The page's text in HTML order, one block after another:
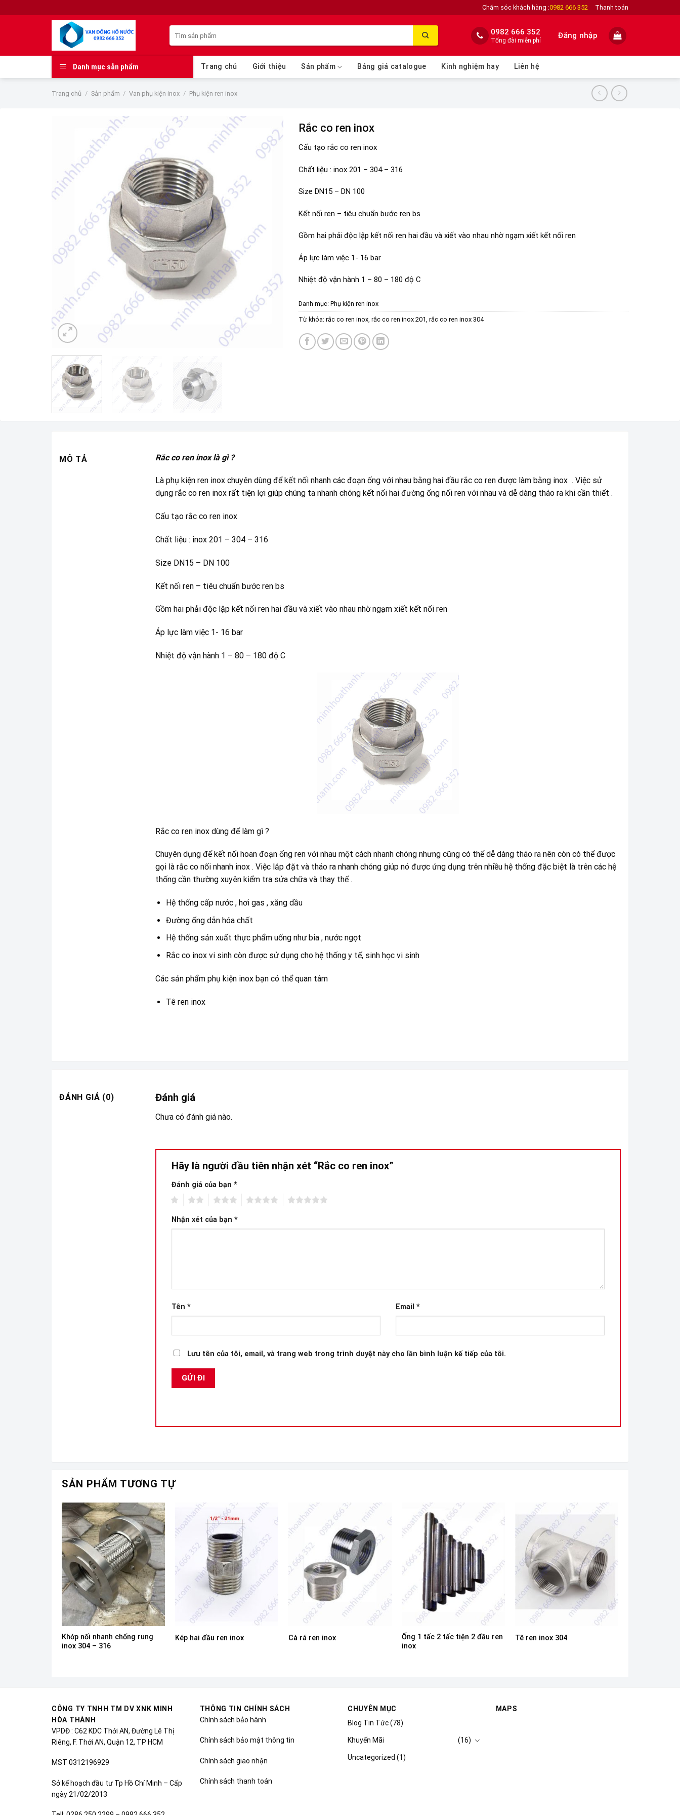
to
Chăm sóc khách hàng :0982 666 352 Thanh toán
kiếm:
0982 666 352
Tổng đài miễn phí
Đăng nhập
Danh mục sản phẩm Trang chủ Giới thiệu Sản phẩm Bảng giá catalogue Kinh nghiệm hay Liên hệ
Trang chủ / Sản phẩm / Van phụ kiện inox / Phụ kiện ren inox
Rắc co ren inox
Cấu tạo rắc co ren inox
Chất liệu : inox 201 – 304 – 316
Size DN15 – DN 100
Kết nối ren – tiêu chuẩn bước ren bs
Gồm hai phải độc lập kết nối ren hai đầu và xiết vào nhau nhờ ngạm xiết kết nối ren
Áp lực làm việc 1- 16 bar
Nhiệt độ vận hành 1 – 80 – 180 độ C
Danh mục: Phụ kiện ren inox
Từ khóa: rắc co ren inox, rắc co ren inox 201 rắc co ren inox 304
MÔ TẢ Rắc co ren inox là gì ?
Là phụ kiện ren inox chuyên dùng để kết nối nhanh các đoạn ống với nhau bằng hai đầu rắc co ren được làm bằng inox . Việc sử
dụng rắc co ren inox rất tiện lợi giúp chúng ta nhanh chóng kết nối hai đường ống nối ren với nhau và dễ dàng tháo ra khi cần thiết .
Cấu tạo rắc co ren inox
Chất liệu : inox 201 – 304 – 316
Size DN15 – DN 100
Kết nối ren – tiêu chuẩn bước ren bs
Gồm hai phải độc lập kết nối ren hai đầu và xiết vào nhau nhờ ngạm xiết kết nối ren
Áp lực làm việc 1- 16 bar
Nhiệt độ vận hành 1 – 80 – 180 độ C
Rắc co ren inox dùng để làm gì ?
Chuyên dụng để kết nối hoan đoạn ống ren với nhau một cách nhanh chóng nhưng cũng có thể dễ dàng tháo ra nên còn có thể được
gọi là rắc co nối nhanh inox . Việc lắp đặt và tháo ra nhanh chóng giúp nó được ứng dụng trên nhiều hệ thống đặc biệt là trên các hệ
thống cần thường xuyên kiểm tra sửa chữa và thay thế .
Hệ thống cấp nước , hơi gas , xăng dầu
Đường ống dẫn hóa chất
Hệ thống sản xuất thực phẩm uống như bia , nước ngọt
Rắc co inox vi sinh còn được sử dụng cho hệ thống y tế, sinh học vi sinh
Các sản phẩm phụ kiện inox bạn có thể quan tâm
Tê ren inox
ĐÁNH GIÁ (0) Đánh giá
Chưa có đánh giá nào.
Hãy là người đầu tiên nhận xét “Rắc co ren inox”
Đánh giá của bạn *
Nhận xét của bạn *
Tên * Email *
Lưu tên của tôi, email, và trang web trong trình duyệt này cho lần bình luận kế tiếp của tôi.
SẢN PHẨM TƯƠNG TỰ
Khớp nối nhanh chống rung
inox 304 – 316
Kép hai đầu ren inox Cà rá ren inox
Ống 1 tấc 2 tấc tiện 2 đầu ren
inox
Tê ren inox 304
CÔNG TY TNHH TM DV XNK MINH
HÒA THÀNH
VPDĐ : C62 KDC Thới AN, Đường Lê Thị
Riêng, F. Thới AN, Quận 12, TP HCM
MST 0312196929
Sở kế hoạch đầu tư Tp Hồ Chí Minh – Cấp
ngày 21/02/2013
THÔNG TIN CHÍNH SÁCH
Chính sách bảo hành
Chính sách bảo mật thông tin
Chính sách giao nhận
Chính sách thanh toán
CHUYÊN MỤC
Blog Tin Tức(78)
Khuyến Mãi (16)
Uncategorized (1)
MAPS